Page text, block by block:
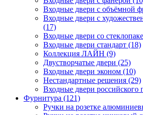
Входные двери с объёмной
Входные двери с
(17)
Входные двери со
Входные двери стандарт (18)
Коллекция ЛАЙН (9)
Двустворчатые двери (25)
Входные двери эконом (10)
Нестандартные решения (29)
Входные двери российского
Фурнитура (121)
Ручки на розетке